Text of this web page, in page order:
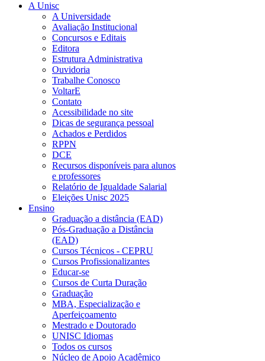
A Unisc
A Universidade
Avaliação Institucional
Concursos e Editais
Editora
Estrutura Administrativa
Ouvidoria
Trabalhe Conosco
VoltarE
Contato
Acessibilidade no site
Dicas de segurança pessoal
Achados e Perdidos
RPPN
DCE
Recursos disponíveis para alunos
e professores
Relatório de Igualdade Salarial
Eleições Unisc 2025
Ensino
Graduação a distância (EAD)
Pós-Graduação a Distância
(EAD)
Cursos Técnicos - CEPRU
Cursos Profissionalizantes
Educar-se
Cursos de Curta Duração
Graduação
MBA, Especialização e
Aperfeiçoamento
Mestrado e Doutorado
UNISC Idiomas
Todos os cursos
Núcleo de Apoio Acadêmico